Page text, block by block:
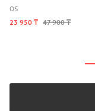
OS
23 950 ₸ 47 900 ₸